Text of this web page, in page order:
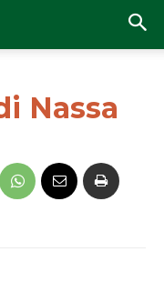
Nassa